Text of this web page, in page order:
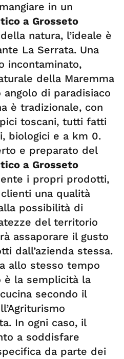
in un
a Grosseto
natura, l’ideale è
La Serrata. Una
incontaminato,
della Maremma
angolo di paradisiaco
è tradizionale, con
toscani, tutti fatti
biologici e a km 0.
e preparato del
a Grosseto
i propri prodotti,
una qualità
possibilità di
del territorio
assaporare il gusto
dall’azienda stessa.
allo stesso tempo
è la semplicità la
secondo il
In ogni caso, il
a soddisfare
da parte dei